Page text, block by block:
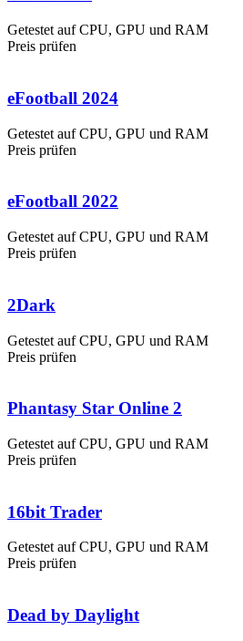
Getestet auf CPU, GPU und RAM
Preis prüfen
eFootball 2024
Getestet auf CPU, GPU und RAM
Preis prüfen
eFootball 2022
Getestet auf CPU, GPU und RAM
Preis prüfen
2Dark
Getestet auf CPU, GPU und RAM
Preis prüfen
Phantasy Star Online 2
Getestet auf CPU, GPU und RAM
Preis prüfen
16bit Trader
Getestet auf CPU, GPU und RAM
Preis prüfen
Dead by Daylight